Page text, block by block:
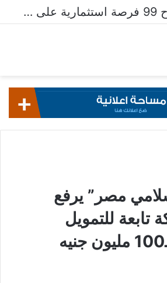
الاسكان تطرح 99 فرصة استثمارية على بوابة خدمات المستثمرين للشركات المصرية واستقبال 204 طلبات للشركات الأجنبية
مصر” يرفع
للتمويل